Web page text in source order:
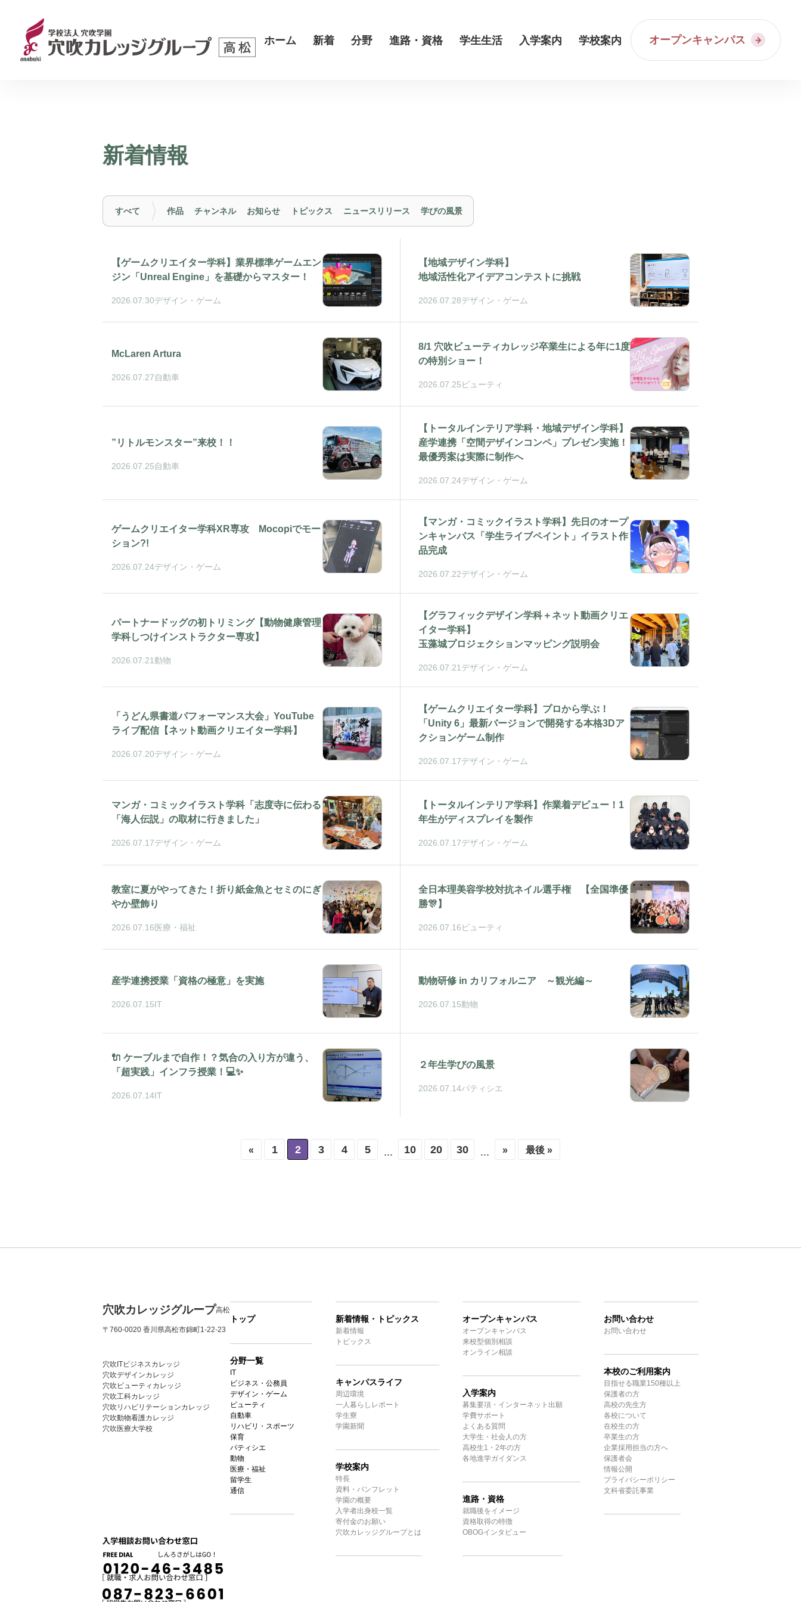
ホーム 新着 分野 進路・資格 学生生活 入学案内 学校案内 オープンキャンパス
新着情報
すべて 作品 チャンネル お知らせ トピックス ニュースリリース 学びの風景
【ゲームクリエイター学科】業界標準ゲームエン
ジン「Unreal Engine」を基礎からマスター！
2026.07.30デザイン・ゲーム
【地域デザイン学科】
地域活性化アイデアコンテストに挑戦
2026.07.28デザイン・ゲーム
McLaren Artura
2026.07.27自動車
8/1 穴吹ビューティカレッジ卒業生による年に1度
の特別ショー！
2026.07.25ビューティ
”リトルモンスター”来校！！
2026.07.25自動車
【トータルインテリア学科・地域デザイン学科】
産学連携「空間デザインコンペ」プレゼン実施！
最優秀案は実際に制作へ
2026.07.24デザイン・ゲーム
ゲームクリエイター学科XR専攻 Mocopiでモー
ション?!
2026.07.24デザイン・ゲーム
【マンガ・コミックイラスト学科】先日のオープ
ンキャンパス「学生ライブペイント」イラスト作
品完成
2026.07.22デザイン・ゲーム
パートナードッグの初トリミング【動物健康管理
学科しつけインストラクター専攻】
2026.07.21動物
【グラフィックデザイン学科＋ネット動画クリエ
イター学科】
玉藻城プロジェクションマッピング説明会
2026.07.21デザイン・ゲーム
「うどん県書道パフォーマンス大会」YouTube
ライブ配信【ネット動画クリエイター学科】
2026.07.20デザイン・ゲーム
【ゲームクリエイター学科】プロから学ぶ！
「Unity 6」最新バージョンで開発する本格3Dア
クションゲーム制作
2026.07.17デザイン・ゲーム
マンガ・コミックイラスト学科「志度寺に伝わる
「海人伝説」の取材に行きました」
2026.07.17デザイン・ゲーム
【トータルインテリア学科】作業着デビュー！1
年生がディスプレイを製作
2026.07.17デザイン・ゲーム
教室に夏がやってきた！折り紙金魚とセミのにぎ
やか壁飾り
2026.07.16医療・福祉
全日本理美容学校対抗ネイル選手権 【全国準優
勝🎊】
2026.07.16ビューティ
産学連携授業「資格の極意」を実施
2026.07.15IT
動物研修 in カリフォルニア ～観光編～
2026.07.15動物
🔌 ケーブルまで自作！？気合の入り方が違う、
「超実践」インフラ授業！💻✨
2026.07.14IT
２年生学びの風景
2026.07.14パティシエ
« 1 2 3 4 5 ... 10 20 30 ... » 最後 »
穴吹カレッジグループ高松
〒760-0020 香川県高松市錦町1-22-23
穴吹ITビジネスカレッジ
穴吹デザインカレッジ
穴吹ビューティカレッジ
穴吹工科カレッジ
穴吹リハビリテーションカレッジ
穴吹動物看護カレッジ
穴吹医療大学校
トップ
分野一覧
IT
ビジネス・公務員
デザイン・ゲーム
ビューティ
自動車
リハビリ・スポーツ
保育
パティシエ
動物
医療・福祉
留学生
通信
新着情報・トピックス
新着情報
トピックス
キャンパスライフ
周辺環境
一人暮らしレポート
学生寮
学園新聞
学校案内
特長
資料・パンフレット
学園の概要
入学者出身校一覧
寄付金のお願い
穴吹カレッジグループとは
オープンキャンパス
オープンキャンパス
来校型個別相談
オンライン相談
入学案内
募集要項・インターネット出願
学費サポート
よくある質問
大学生・社会人の方
高校生1・2年の方
各地進学ガイダンス
進路・資格
就職後をイメージ
資格取得の特徴
OBOGインタビュー
お問い合わせ
お問い合わせ
本校のご利用案内
目指せる職業150種以上
保護者の方
高校の先生方
各校について
在校生の方
卒業生の方
企業採用担当の方へ
保護者会
情報公開
プライバシーポリシー
文科省委託事業